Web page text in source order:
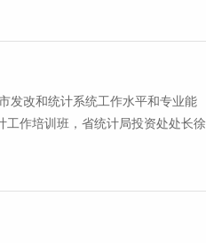
发改和统计系统工作水平和专业能
作培训班，省统计局投资处处长徐